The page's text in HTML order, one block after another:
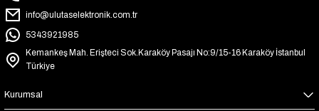
info@ulutaselektronik.com.tr
5343921985
Kemankeş Mah. Erişteci Sok.Karaköy Pasajı No:9/15-16 Karaköy İstanbul
Türkiye
Kurumsal